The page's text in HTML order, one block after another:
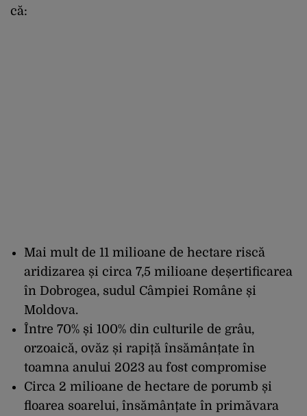
că:
Mai mult de 11 milioane de hectare riscă
aridizarea și circa 7,5 milioane deșertificarea
în Dobrogea, sudul Câmpiei Române și
Moldova.
Între 70% și 100% din culturile de grâu,
orzoaică, ovăz și rapiță însămânțate în
toamna anului 2023 au fost compromise
Circa 2 milioane de hectare de porumb și
floarea soarelui, însămânțate în primăvara